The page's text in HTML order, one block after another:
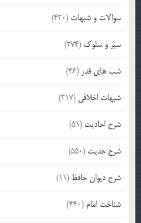
سوالات و شبهات (420)
سیر و سلوک (274)
شب های قدر (46)
شبهات اخلاقی (217)
شرح احادیث (51)
شرح حدیث (550)
شرح دیوان حافظ (11)
شناخت امام (440)